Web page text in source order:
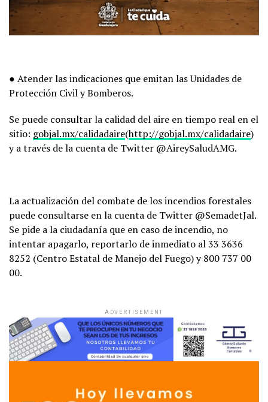
● Atender las indicaciones que emitan las Unidades de
Protección Civil y Bomberos.
Se puede consultar la calidad del aire en tiempo real en el
sitio: gobjal.mx/calidadaire(http://gobjal.mx/calidadaire)
y a través de la cuenta de Twitter @AireySaludAMG.
La actualización del combate de los incendios forestales
puede consultarse en la cuenta de Twitter @SemadetJal.
Se pide a la ciudadanía que en caso de incendio, no
intentar apagarlo, reportarlo de inmediato al 33 3636
8252 (Centro Estatal de Manejo del Fuego) y 800 737 00
00.
ADVERTISEMENT